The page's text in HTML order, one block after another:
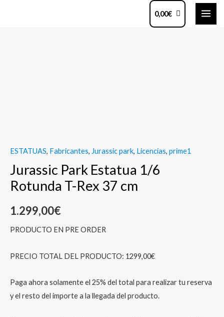
0,00€
ESTATUAS, Fabricantes, Jurassic park, Licencias, prime1
Jurassic Park Estatua 1/6
Rotunda T-Rex 37 cm
1.299,00€
PRODUCTO EN PRE ORDER
PRECIO TOTAL DEL PRODUCTO: 1299,00€
Paga ahora solamente el 25% del total para realizar tu reserva
y el resto del importe a la llegada del producto.
cm
quantity